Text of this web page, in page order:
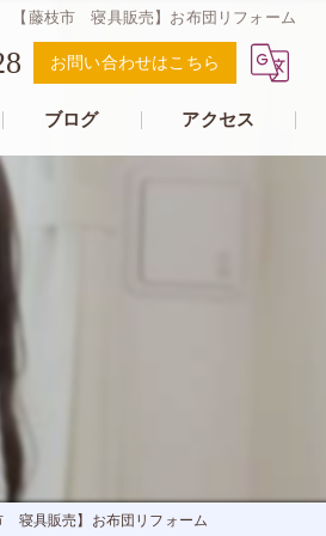
【藤枝市 寝具販売】お布団リフォーム
お問い合わせはこちら
ブログ アクセス
寝具販売】お布団リフォーム